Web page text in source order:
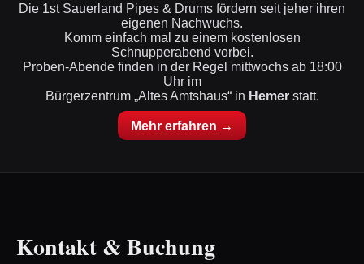
Die 1st Sauerland Pipes & Drums fördern seit jeher ihren
eigenen Nachwuchs.
Komm einfach mal zu einem kostenlosen
Schnupperabend vorbei.
Proben-Abende finden in der Regel mittwochs ab 18:00
Uhr im
Bürgerzentrum „Altes Amtshaus“ in Hemerstatt.
Mehr erfahren →
Kontakt & Buchung